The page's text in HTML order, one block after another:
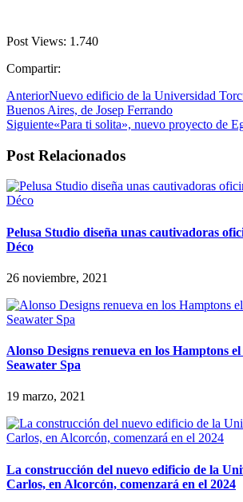
Post Views: 1.740
Compartir:
AnteriorNuevo edificio de la Universidad
Buenos Aires, de Josep Ferrando
Siguiente«Para ti solita», nuevo proyecto de
Post Relacionados
Pelusa Studio diseña unas cautivadoras
Déco
26 noviembre, 2021
Alonso Designs renueva en los Hamptons
Seawater Spa
19 marzo, 2021
La construcción del nuevo edificio de la
Carlos, en Alcorcón, comenzará en el 2024